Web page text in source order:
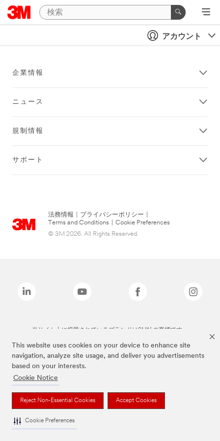
This website uses cookies on your device to enhance site
navigation, analyze site usage, and deliver you advertisements
based on your interests.
Cookie Notice
Reject Non-Essential Cookies Accept Cookies
Cookie Preferences
アカウント
企業情報
ニュース
規制情報
サポート
法務情報 プライバシーポリシー
Terms and Conditions
Cookie Preferences
© 3M 2026. All Rights Reserved.
当サイト上に掲載されているブランドは3M社の商標です。